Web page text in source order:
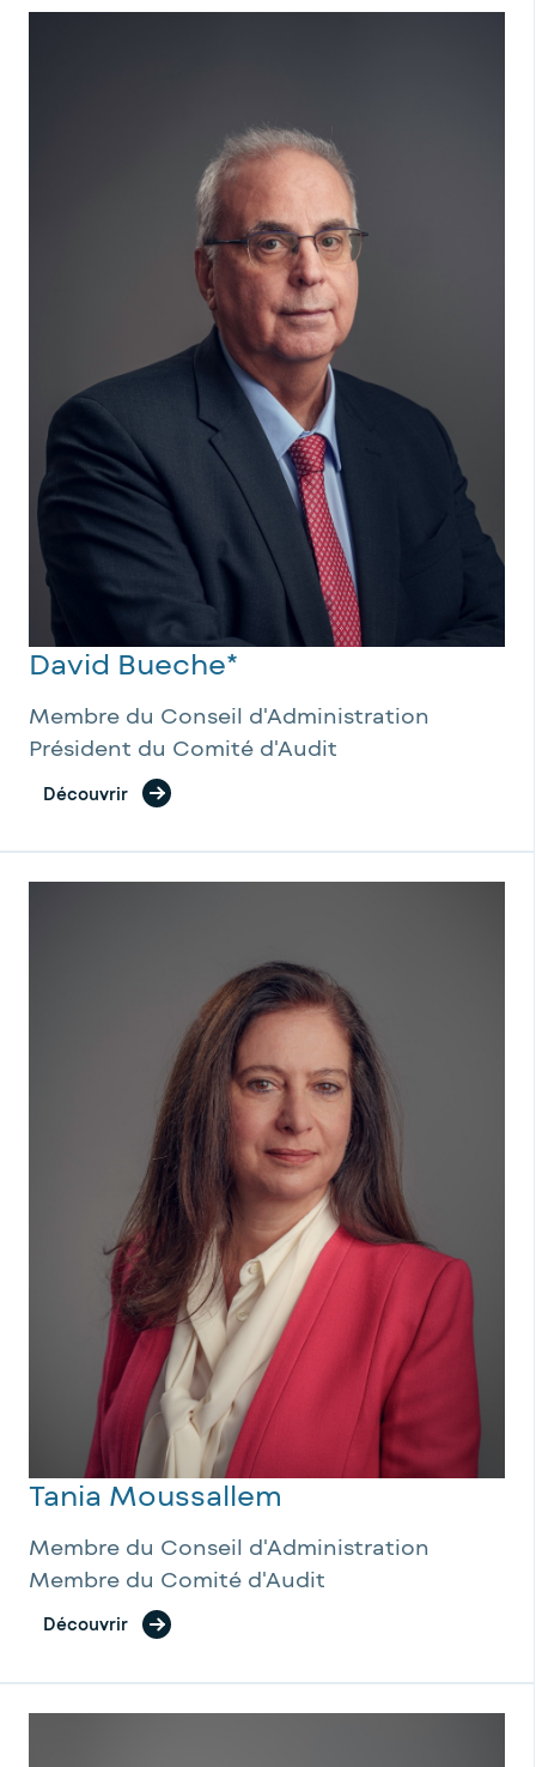
David Bueche*
Membre du Conseil d'Administration
Président du Comité d'Audit
Découvrir
Tania Moussallem
Membre du Conseil d'Administration
Membre du Comité d'Audit
Découvrir